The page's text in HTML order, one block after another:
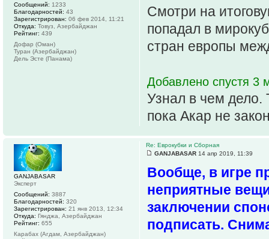
Смотри на
попадал в
стран европы
Добавлено спустя 3
Узнал в чем дело.
пока Акар не
Сообщений: 1233
Благодарностей: 43
Зарегистрирован: 06 фев 2014, 11:21
Откуда: Товуз, Азербайджан
Рейтинг: 439
Дофар (Оман)
Туран (Азербайджан)
Дель Эсте (Панама)
Re: Еврокубки и Сборная
GANJABASAR 14 апр 2019, 11:39
Вообще, в игре
неприятные
заключении
подписать.
GANJABASAR
Эксперт
Сообщений: 3887
Благодарностей: 320
Зарегистрирован: 21 янв 2013, 12:34
Откуда: Гянджа, Азербайджан
Рейтинг: 655
Карабах (Агдам, Азербайджан)